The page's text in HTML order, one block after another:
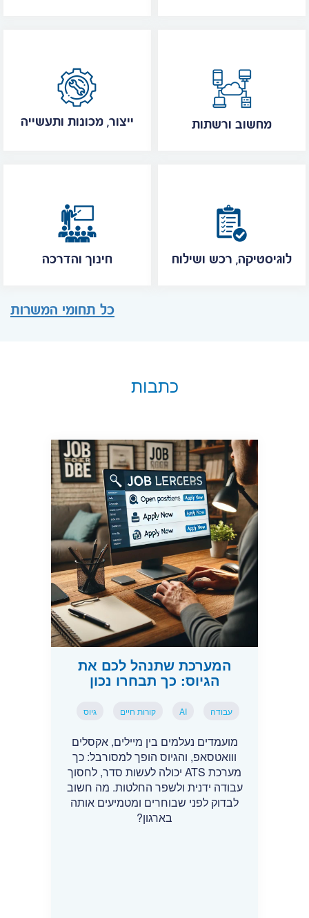
ייצור, מכונות ותעשייה מחשוב ורשתות
חינוך והדרכה לוגיסטיקה, רכש ושילוח
כל תחומי המשרות
כתבות
המערכת שתנהל לכם את
הגיוס: כך תבחרו נכון
עבודה AI קורות חיים גיוס
מועמדים נעלמים בין מיילים, אקסלים
ווואטסאפ, והגיוס הופך למסורבל: כך
מערכת ATS יכולה לעשות סדר, לחסוך
עבודה ידנית ולשפר החלטות. מה חשוב
לבדוק לפני שבוחרים ומטמיעים אותה
בארגון?